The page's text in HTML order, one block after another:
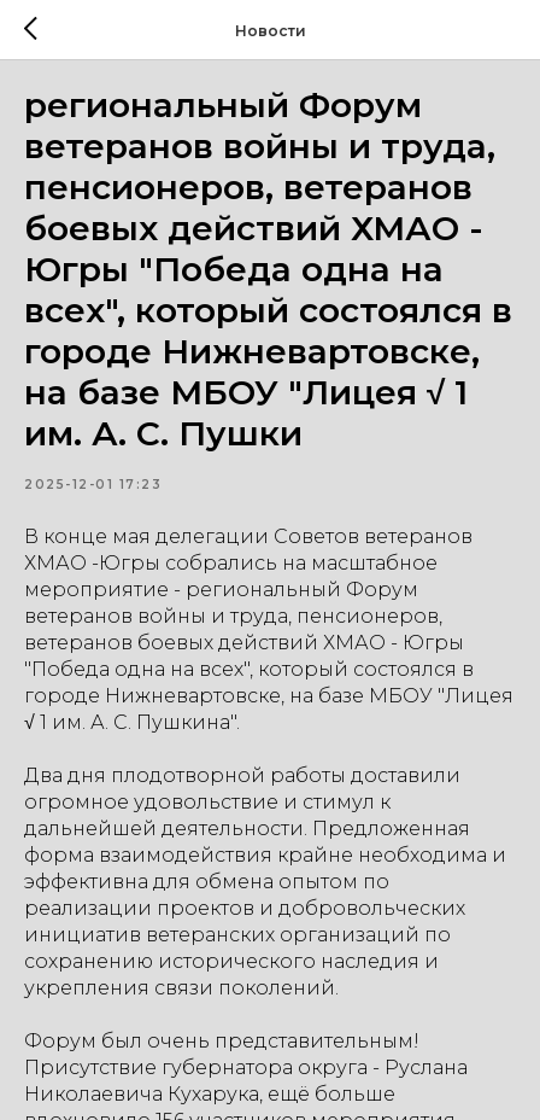
Новости
региональный Форум
ветеранов войны и труда,
пенсионеров, ветеранов
боевых действий ХМАО -
Югры "Победа одна на
всех", который состоялся в
городе Нижневартовске,
на базе МБОУ "Лицея √ 1
им. А. С. Пушки
2025-12-01 17:23
В конце мая делегации Советов ветеранов
ХМАО -Югры собрались на масштабное
мероприятие - региональный Форум
ветеранов войны и труда, пенсионеров,
ветеранов боевых действий ХМАО - Югры
"Победа одна на всех", который состоялся в
городе Нижневартовске, на базе МБОУ "Лицея
√ 1 им. А. С. Пушкина".
Два дня плодотворной работы доставили
огромное удовольствие и стимул к
дальнейшей деятельности. Предложенная
форма взаимодействия крайне необходима и
эффективна для обмена опытом по
реализации проектов и добровольческих
инициатив ветеранских организаций по
сохранению исторического наследия и
укрепления связи поколений.
Форум был очень представительным!
Присутствие губернатора округа - Руслана
Николаевича Кухарука, ещё больше